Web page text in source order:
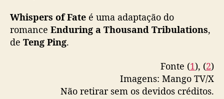
e
”
2025
Whispers of Fate é uma adaptação do
romance Enduring a Thousand Tribulations,
de Teng Ping.
Fonte (1), (2)
Imagens: Mango TV/X
Não retirar sem os devidos créditos.